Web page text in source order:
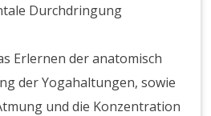
Durchdringung
Erlernen der anatomisch
der Yogahaltungen, sowie
und die Konzentration